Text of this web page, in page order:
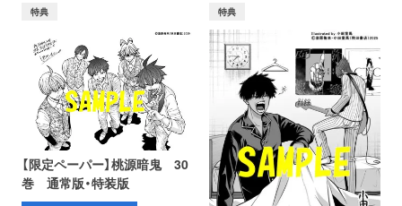
特典
【限定ペーパー】桃源暗鬼 30
巻 通常版・特装版
特典